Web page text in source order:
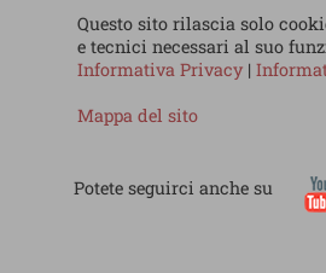
Questo sito rilascia solo
e tecnici necessari al suo
Informativa Privacy |
Mappa del sito
Potete seguirci anche su